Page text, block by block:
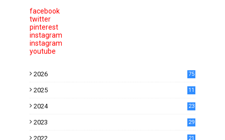
facebook
twitter
pinterest
instagram
instagram
youtube
2026 75
2025
11
2024
23
2023
29
2022 21